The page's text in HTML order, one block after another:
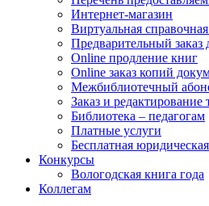
Интернет-магазин
Виртуальная
Предварительный заказ
Online продление книг
Online заказ копий
Межбиблиотечный
Заказ и редактирование
Библиотека – педагогам
Платные услуги
Бесплатная
Конкурсы
Вологодская книга года
Коллегам